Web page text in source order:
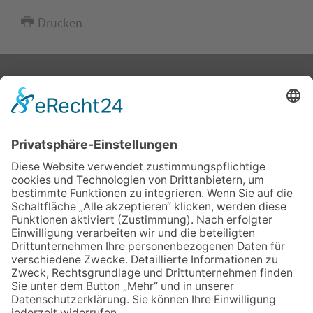
Drucken
IMPRESSUM
VERBRAUCHERSTREITBEILEGUNGSGESETZ
HINWEISGEBERSCHUTZGESETZ LINKS/PARTNER
KONTAKT VORLESE-FUNKTION: READSPEAKER
GOOD NEWS | ELTERNBRIEFE
DATENSCHUTZ GGMBH DATENSCHUTZ E.V.
DATENVERARBEITUNG TAA | AFE